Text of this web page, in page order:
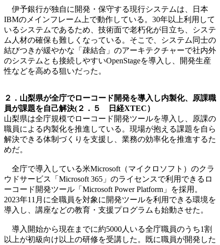
伊予銀行が独自に開発・保守する現行システムは、日本
IBMのメインフレーム上で動作している。30年以上利用して
いるシステムであるため、技術面で老朽化が目立ち、システ
ム人材の確保も難しくなっている。そこで、システム同士の
結びつきが緩やかな「疎結合」のアーキテクチャーで社内外
のシステムとも接続しやすいOpenStageを導入し、開発生産
性などを高める狙いだった。
２．山梨県が全庁でローコード開発を導入し内製化、原課職
員が課題を自己解決(２．５ 日経XTEC）
山梨県は全庁規模でローコード開発ツールを導入し、原課の
職員による内製化を推進している。現場が抱える課題を自ら
解決できる体制づくりを支援し、業務の効率化を推進するた
めだ。
全庁で導入している米Microsoft（マイクロソフト）のクラ
ウドサービス「Microsoft 365」のライセンスで利用できるロ
ーコード開発ツール「Microsoft Power Platform」を採用。
2023年11月に全職員を対象に開発ツールを利用できる環境を
導入し、講座などの教育・支援プログラムも始動させた。
導入開始から現在までに約5000人いる全庁職員のうち1割
以上が初級向け以上の研修を受講した。既に職員が開発した